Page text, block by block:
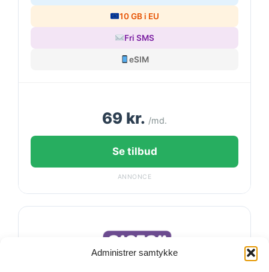
Administrer samtykke
10 GB i EU
Fri SMS
eSIM
69 kr. /md.
Se tilbud
ANNONCE